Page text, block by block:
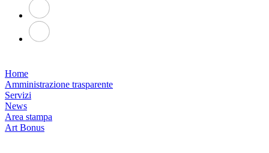
Home
Amministrazione trasparente
Servizi
News
Area stampa
Art Bonus